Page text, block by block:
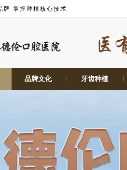
牌 掌握种植核心技术
品牌文化 牙齿种植